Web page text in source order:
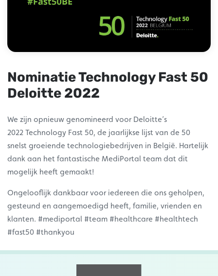
Nominatie Technology Fast 50
Deloitte 2022
We zijn opnieuw genomineerd voor Deloitte’s
2022 Technology Fast 50, de jaarlijkse lijst van de 50
snelst groeiende technologiebedrijven in België. Hartelijk
dank aan het fantastische MediPortal team dat dit
mogelijk heeft gemaakt!
Ongelooflijk dankbaar voor iedereen die ons geholpen,
gesteund en aangemoedigd heeft, familie, vrienden en
klanten. #mediportal #team #healthcare #healthtech
#fast50 #thankyou